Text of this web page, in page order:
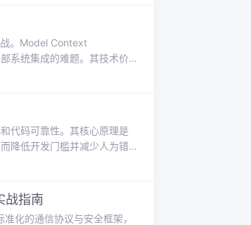
。Model Context
系统集成的难题。其技术价
程实践中，MCP基于成熟的
代码可靠性。其核心原理是
降低开发门槛并减少人为错
，尤其适用于快速原型开发
流。
战指南
化的通信协议与安全框架，